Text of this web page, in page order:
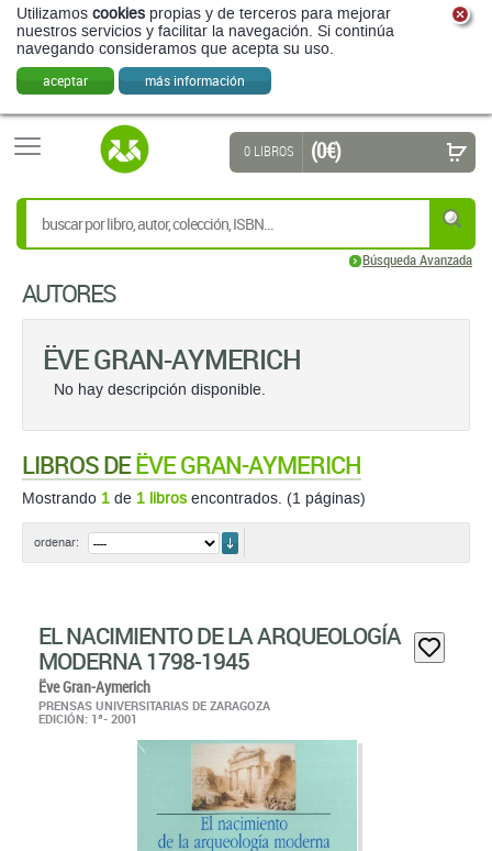
Utilizamos cookies propias y de terceros para mejorar
nuestros servicios y facilitar la navegación. Si continúa
navegando consideramos que acepta su uso.
aceptar más información
Búsqueda Avanzada
0 LIBROS (0 €)
AUTORES
ËVE GRAN-AYMERICH
No hay descripción disponible.
LIBROS DEËVE GRAN-AYMERICH
Mostrando 1 de 1 libros encontrados. (1 páginas)
ordenar:
EL NACIMIENTO DE LA ARQUEOLOGÍA
MODERNA 1798-1945
Ëve Gran-Aymerich
PRENSAS UNIVERSITARIAS DE ZARAGOZA
EDICIÓN: 1ª- 2001